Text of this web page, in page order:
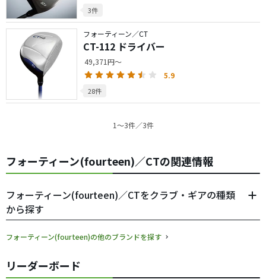
3件
フォーティーン／CT
CT-112 ドライバー
49,371円～
5.9
28件
1〜3件／3件
フォーティーン(fourteen)／CTの関連情報
フォーティーン(fourteen)／CTをクラブ・ギアの種類
から探す
フォーティーン(fourteen)の他のブランドを探す
リーダーボード